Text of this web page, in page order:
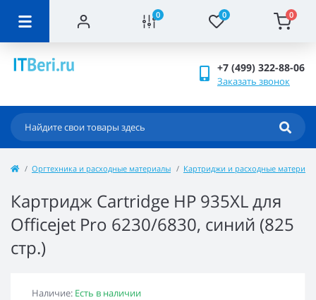
0 0 0
+7 (499) 322-88-06
Заказать звонок
Оргтехника и расходные материалы Картриджи и расходные
Картридж Cartridge НР 935XL для
Officejet Pro 6230/6830, синий (825
стр.)
Наличие: Есть в наличии